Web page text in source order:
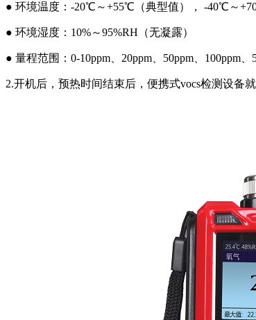
● 环境温度：-20℃～+55℃（典型值）， -40℃～
● 环境湿度：10%～95%RH（无凝露）
● 量程范围：0-10ppm、20ppm、50ppm、100ppm
2.开机后，预热时间结束后，便携式vocs检测设备